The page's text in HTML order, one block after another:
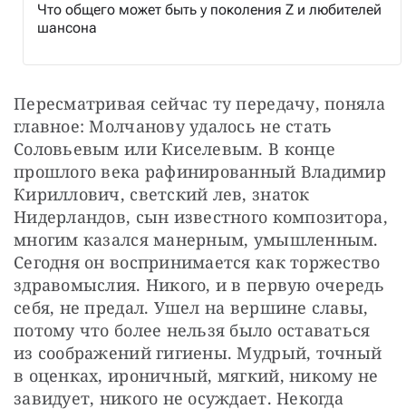
Что общего может быть у поколения Z и любителей
шансона
Пересматривая сейчас ту передачу, поняла
главное: Молчанову удалось не стать
Соловьевым или Киселевым. В конце
прошлого века рафинированный Владимир
Кириллович, светский лев, знаток
Нидерландов, сын известного композитора,
многим казался манерным, умышленным.
Сегодня он воспринимается как торжество
здравомыслия. Никого, и в первую очередь
себя, не предал. Ушел на вершине славы,
потому что более нельзя было оставаться
из соображений гигиены. Мудрый, точный
в оценках, ироничный, мягкий, никому не
завидует, никого не осуждает. Некогда